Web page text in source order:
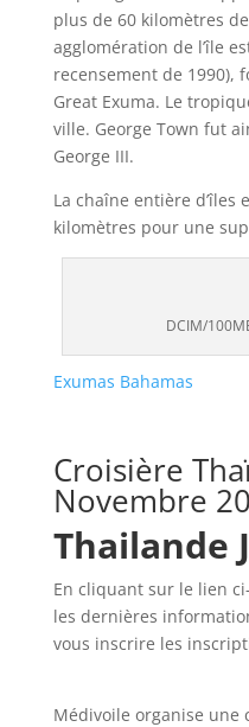
plus de 60 kilomètres
agglomération de l’île
recensement de 1990),
Great Exuma. Le
ville. George Town fut
George III.
La chaîne entière d’îles
kilomètres pour une
DCIM/
Exumas Bahamas
Croisière
Novembre
Thailande
En cliquant sur le lien
les dernières
vous inscrire les
Médivoile organise une